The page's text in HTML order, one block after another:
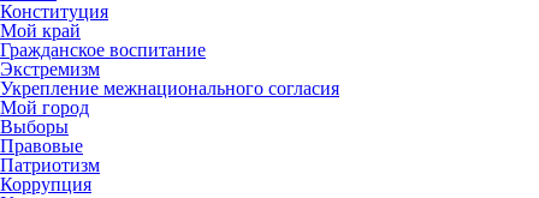
Конституция
Мой край
Гражданское воспитание
Экстремизм
Укрепление межнационального согласия
Мой город
Выборы
Правовые
Патриотизм
Коррупция